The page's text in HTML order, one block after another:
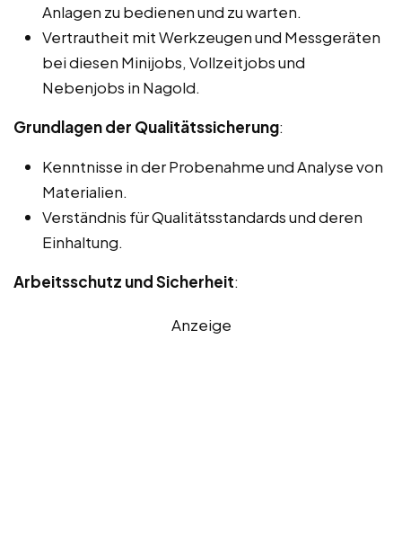
Anlagen zu bedienen und zu warten.
Vertrautheit mit Werkzeugen und Messgeräten
bei diesen Minijobs, Vollzeitjobs und
Nebenjobs in Nagold.
Grundlagen der Qualitätssicherung:
Kenntnisse in der Probenahme und Analyse von
Materialien.
Verständnis für Qualitätsstandards und deren
Einhaltung.
Arbeitsschutz und Sicherheit:
Anzeige